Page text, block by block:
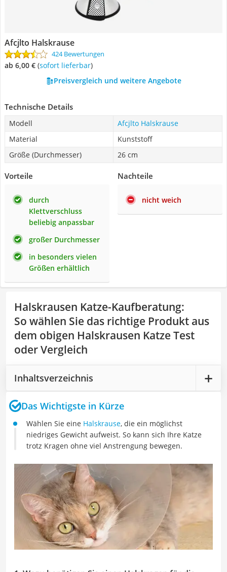
Afcjlto Halskrause
424 Bewertungen
ab 6,00 € ( Sofort lieferbar)
Preisvergleich und weitere Angebote
Technische Details
Modell
Afcjlto Halskrause
Material
Kunststoff
Größe (Durchmesser)
26 cm
Vorteile
durch
Klettverschluss
beliebig anpassbar
großer Durchmesser
in besonders vielen
Größen erhältlich
Nachteile
nicht weich
Halskrausen Katze-Kaufberatung:
So wählen Sie das richtige Produkt aus
dem obigen Halskrausen Katze Test
oder Vergleich
Inhaltsverzeichnis
Das Wichtigste in Kürze
Wählen Sie eine Halskrause, die ein möglichst
niedriges Gewicht aufweist. So kann sich Ihre Katze
trotz Kragen ohne viel Anstrengung bewegen.